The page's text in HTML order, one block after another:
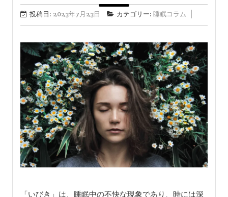
投稿日: 2023年7月23日 カテゴリー: 睡眠コラム
「いびき」は、睡眠中の不快な現象であり、時には深